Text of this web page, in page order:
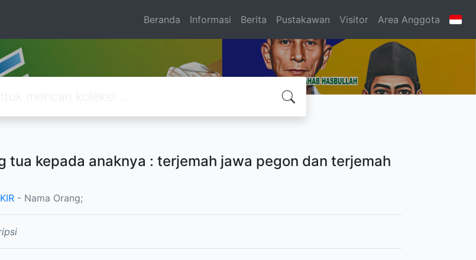
Beranda Informasi Berita Pustakawan Visitor Area Anggota
tua kepada anaknya : terjemah jawa pegon dan terjemah
- Nama Orang;